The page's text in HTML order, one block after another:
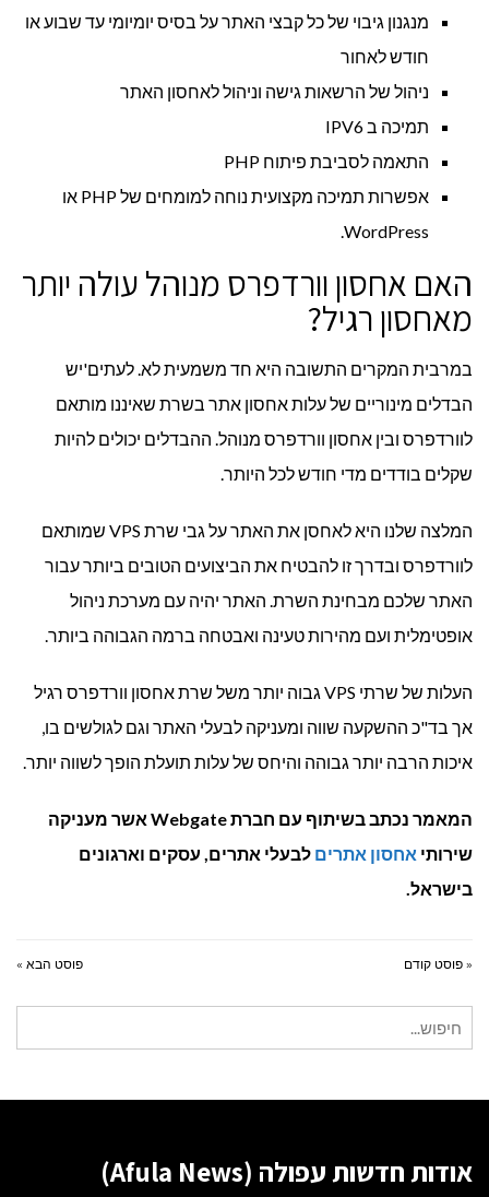
מנגנון גיבוי של כל קבצי האתר על בסיס יומיומי עד שבוע או
חודש לאחור
ניהול של הרשאות גישה וניהול לאחסון האתר
תמיכה ב IPV6
התאמה לסביבת פיתוח PHP
אפשרות תמיכה מקצועית נוחה למומחים של PHP או
WordPress.
האם אחסון וורדפרס מנוהל עולה יותר
מאחסון רגיל?
במרבית המקרים התשובה היא חד משמעית לא. לעתים'יש
הבדלים מינוריים של עלות אחסון אתר בשרת שאיננו מותאם
לוורדפרס ובין אחסון וורדפרס מנוהל. ההבדלים יכולים להיות
שקלים בודדים מדי חודש לכל היותר.
המלצה שלנו היא לאחסן את האתר על גבי שרת VPS שמותאם
לוורדפרס ובדרך זו להבטיח את הביצועים הטובים ביותר עבור
האתר שלכם מבחינת השרת. האתר יהיה עם מערכת ניהול
אופטימלית ועם מהירות טעינה ואבטחה ברמה הגבוהה ביותר.
העלות של שרתי VPS גבוה יותר משל שרת אחסון וורדפרס רגיל
אך בד"כ ההשקעה שווה ומעניקה לבעלי האתר וגם לגולשים בו,
איכות הרבה יותר גבוהה והיחס של עלות תועלת הופך לשווה יותר.
המאמר נכתב בשיתוף עם חברת Webgate אשר מעניקה
שירותי אחסון אתרים לבעלי אתרים, עסקים וארגונים
בישראל.
« פוסט קודם פוסט הבא »
עבור:
אודות חדשות עפולה (Afula News)